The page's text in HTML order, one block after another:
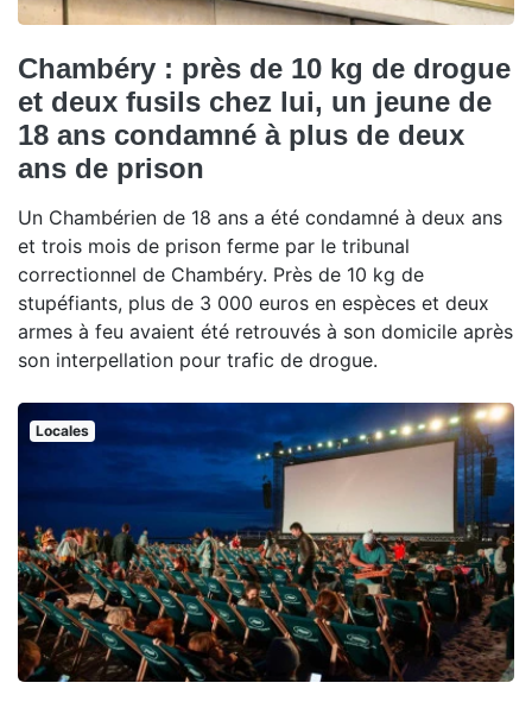
Chambéry : près de 10 kg de drogue
et deux fusils chez lui, un jeune de
18 ans condamné à plus de deux
ans de prison
Un Chambérien de 18 ans a été condamné à deux ans
et trois mois de prison ferme par le tribunal
correctionnel de Chambéry. Près de 10 kg de
stupéfiants, plus de 3 000 euros en espèces et deux
armes à feu avaient été retrouvés à son domicile après
son interpellation pour trafic de drogue.
Locales